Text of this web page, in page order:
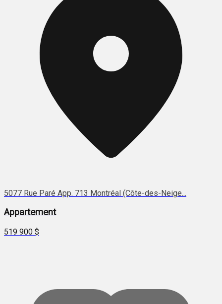
5077 Rue Paré App. 713 Montréal (Côte-des-Neige...
Appartement
519 900 $